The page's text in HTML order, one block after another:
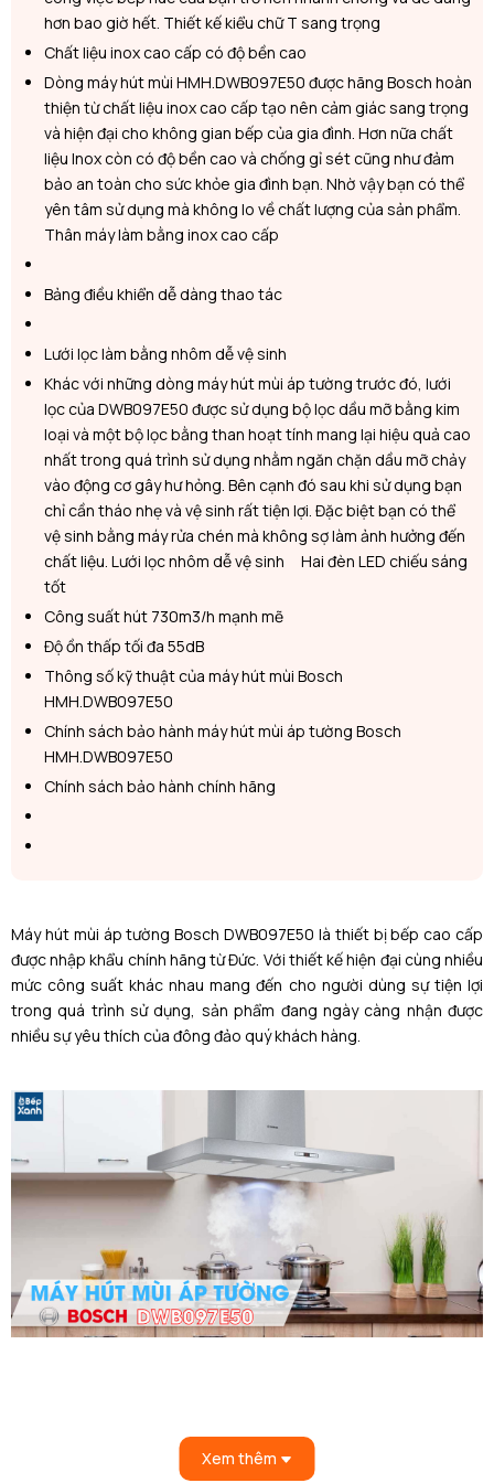
hơn bao giờ hết. Thiết kế kiểu chữ T sang trọng
Chất liệu inox cao cấp có độ bền cao
Dòng máy hút mùi HMH.DWB097E50 được hãng Bosch hoàn
thiện từ chất liệu inox cao cấp tạo nên cảm giác sang trọng
và hiện đại cho không gian bếp của gia đình. Hơn nữa chất
liệu Inox còn có độ bền cao và chống gỉ sét cũng như đảm
bảo an toàn cho sức khỏe gia đình bạn. Nhờ vậy bạn có thể
yên tâm sử dụng mà không lo về chất lượng của sản phẩm.
Thân máy làm bằng inox cao cấp
Bảng điều khiển dễ dàng thao tác
Lưới lọc làm bằng nhôm dễ vệ sinh
Khác với những dòng máy hút mùi áp tường trước đó, lưới
lọc của DWB097E50 được sử dụng bộ lọc dầu mỡ bằng kim
loại và một bộ lọc bằng than hoạt tính mang lại hiệu quả cao
nhất trong quá trình sử dụng nhằm ngăn chặn dầu mỡ chảy
vào động cơ gây hư hỏng. Bên cạnh đó sau khi sử dụng bạn
chỉ cần tháo nhẹ và vệ sinh rất tiện lợi. Đặc biệt bạn có thể
vệ sinh bằng máy rửa chén mà không sợ làm ảnh hưởng đến
chất liệu. Lưới lọc nhôm dễ vệ sinh Hai đèn LED chiếu sáng
tốt
Công suất hút 730m3/h mạnh mẽ
Độ ồn thấp tối đa 55dB
Thông số kỹ thuật của máy hút mùi Bosch
HMH.DWB097E50
Chính sách bảo hành máy hút mùi áp tường Bosch
HMH.DWB097E50
Chính sách bảo hành chính hãng
Máy hút mùi áp tường Bosch DWB097E50 là thiết bị bếp cao cấp
được nhập khẩu chính hãng từ Đức. Với thiết kế hiện đại cùng nhiều
mức công suất khác nhau mang đến cho người dùng sự tiện lợi
trong quá trình sử dụng, sản phẩm đang ngày càng nhận được
nhiều sự yêu thích của đông đảo quý khách hàng.
Với thiết kế kiểu dáng dạng
chữ T ngược ấn
Xem thêm